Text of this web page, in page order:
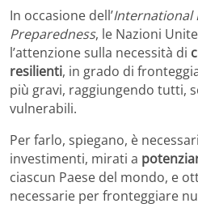
In occasione dell’International
Preparedness, le Nazioni
l’attenzione sulla necessità di
resilienti, in grado di
più gravi, raggiungendo tutti,
vulnerabili.
Per farlo, spiegano, è
investimenti, mirati a
ciascun Paese del mondo, e
necessarie per fronteggiare